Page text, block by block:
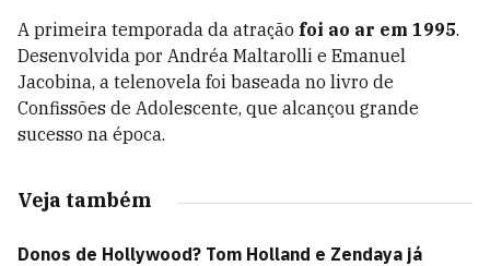
A primeira temporada da atração foi ao ar em 1995.
Desenvolvida por Andréa Maltarolli e Emanuel
Jacobina, a telenovela foi baseada no livro de
Confissões de Adolescente, que alcançou grande
sucesso na época.
Veja também
Donos de Hollywood? Tom Holland e Zendaya já